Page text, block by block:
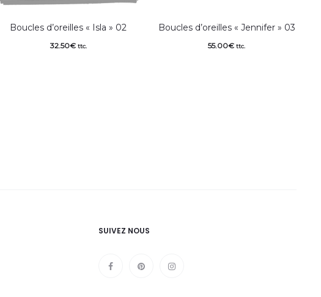
Boucles d’oreilles « Isla » 02
32.50€ ttc.
Boucles d’oreilles « Jennifer » 03
55.00€ ttc.
SUIVEZ NOUS